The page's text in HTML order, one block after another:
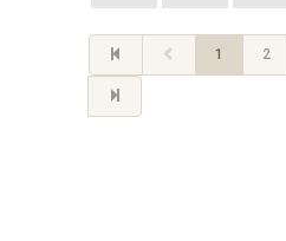
1 2